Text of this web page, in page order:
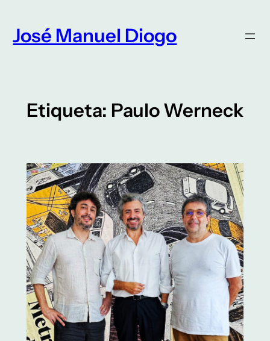
para
José Manuel Diogo
Etiqueta: Paulo Werneck